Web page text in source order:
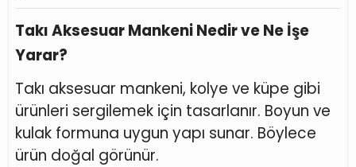
Takı Aksesuar Mankeni Nedir ve Ne İşe
Yarar?
Takı aksesuar mankeni, kolye ve küpe gibi
ürünleri sergilemek için tasarlanır. Boyun ve
kulak formuna uygun yapı sunar. Böylece
ürün doğal görünür.